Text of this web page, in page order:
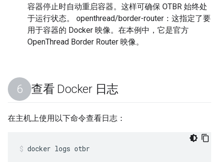
容器停止时自动重启容器。这样可确保 OTBR 始终处
于运行状态。 openthread/border-router：这指定了要
用于容器的 Docker 映像。在本例中，它是官方
OpenThread Border Router 映像。
查看 Docker 日志
在主机上使用以下命令查看日志：
docker logs otbr